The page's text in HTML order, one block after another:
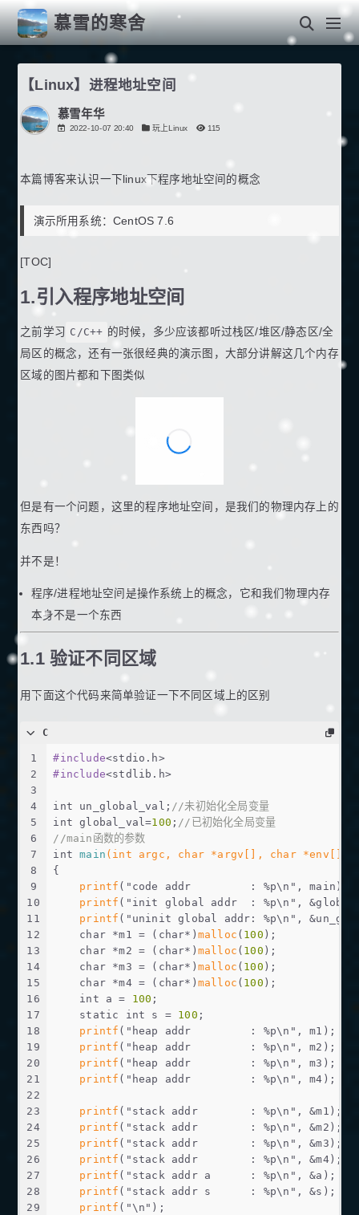
慕雪的寒舍
【Linux】进程地址空间
慕雪年华
2022-10-07 20:40 玩上Linux 115
本篇博客来认识一下linux下程序地址空间的概念
演示所用系统：CentOS 7.6
[TOC]
1.引入程序地址空间
之前学习 C/C++ 的时候，多少应该都听过栈区/堆区/静态区/全
局区的概念，还有一张很经典的演示图，大部分讲解这几个内存
区域的图片都和下图类似
但是有一个问题，这里的程序地址空间，是我们的物理内存上的
东西吗？
并不是！
程序/进程地址空间是操作系统上的概念，它和我们物理内存
本身不是一个东西
1.1 验证不同区域
用下面这个代码来简单验证一下不同区域上的区别
C
1
2
3
4
5
6
7
8
9
10
11
12
13
14
15
16
17
18
19
20
21
22
23
24
25
26
27
28
29
#include<stdio.h>
#include<stdlib.h>
int un_global_val; //未初始化全局变量
int global_val=100 ; //已初始化全局变量
//main函数的参数
int
main ( int argc, char *argv[], char *env[])
{
printf ( "code addr         : %p\n" , main);
printf ( "init global addr  : %p\n" ,
printf ( "uninit global addr: %p\n" ,
char *m1 = ( char*) malloc ( 100 );
char *m2 = ( char*) malloc ( 100 );
char *m3 = ( char*) malloc ( 100 );
char *m4 = ( char*) malloc ( 100 );
int a = 100 ;
static
int s = 100 ;
printf ( "heap addr         : %p\n" , m1);
printf ( "heap addr         : %p\n" , m2);
printf ( "heap addr         : %p\n" , m3);
printf ( "heap addr         : %p\n" , m4);
printf ( "stack addr        : %p\n" , &m1);
printf ( "stack addr        : %p\n" , &m2);
printf ( "stack addr        : %p\n" , &m3);
printf ( "stack addr        : %p\n" , &m4);
printf ( "stack addr a      : %p\n" , &a);
printf ( "stack addr s      : %p\n" , &s);
printf ( "\n" );